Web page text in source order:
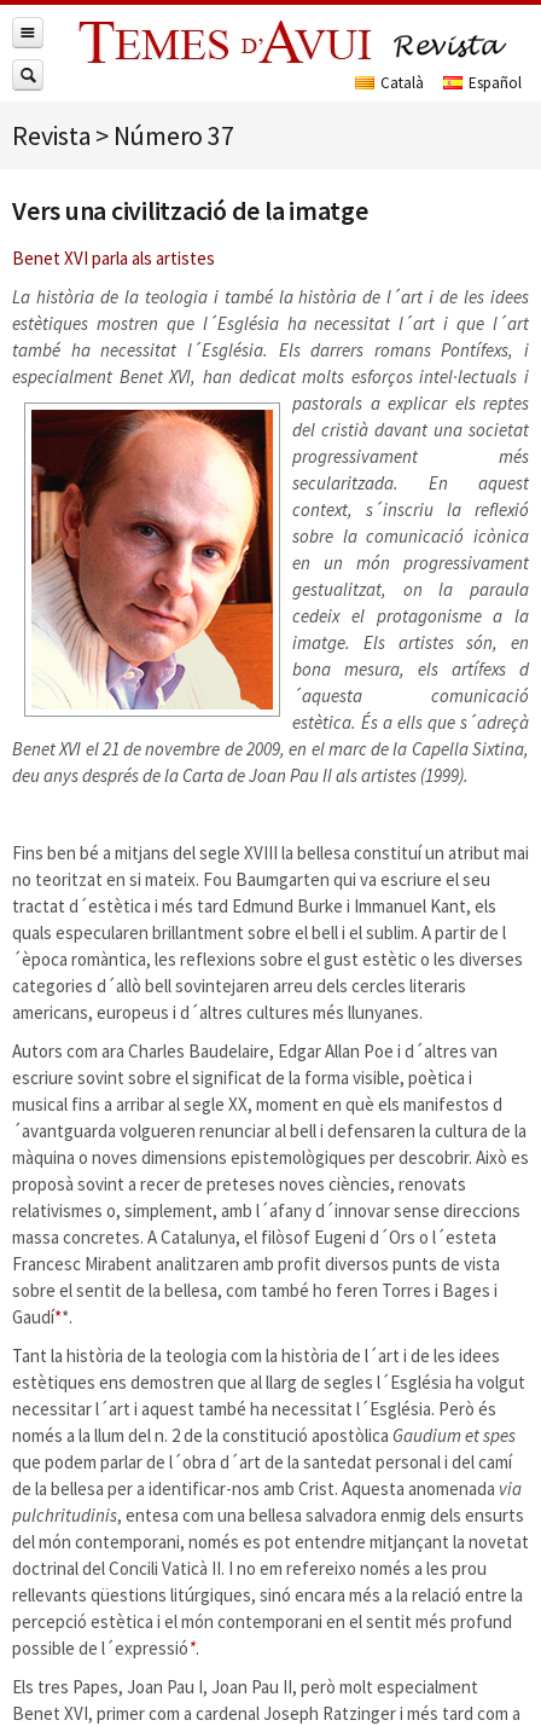
Revista > Número 37
Vers una civilització de la imatge
Benet XVI parla als artistes
La història de la teologia i també la història de l´art i de les idees
estètiques mostren que l´Església ha necessitat l´art i que l´art
també ha necessitat l´Església. Els darrers romans Pontífexs, i
especialment Benet XVI, han dedicat molts esforços intel·lectuals i
pastorals a explicar els reptes
del cristià davant una societat
progressivament més
secularitzada. En aquest
context, s´inscriu la reflexió
sobre la comunicació icònica
en un món progressivament
gestualitzat, on la paraula
cedeix el protagonisme a la
imatge. Els artistes són, en
bona mesura, els artífexs d
´aquesta comunicació
estètica. És a ells que s´adreçà
Benet XVI el 21 de novembre de 2009, en el marc de la Capella Sixtina,
deu anys després de la Carta de Joan Pau II als artistes (1999).
Fins ben bé a mitjans del segle XVIII la bellesa constituí un atribut mai
no teoritzat en si mateix. Fou Baumgarten qui va escriure el seu
tractat d´estètica i més tard Edmund Burke i Immanuel Kant, els
quals especularen brillantment sobre el bell i el sublim. A partir de l
´època romàntica, les reflexions sobre el gust estètic o les diverses
categories d´allò bell sovintejaren arreu dels cercles literaris
americans, europeus i d´altres cultures més llunyanes.
Autors com ara Charles Baudelaire, Edgar Allan Poe i d´altres van
escriure sovint sobre el significat de la forma visible, poètica i
musical fins a arribar al segle XX, moment en què els manifestos d
´avantguarda volgueren renunciar al bell i defensaren la cultura de la
màquina o noves dimensions epistemològiques per descobrir. Això es
proposà sovint a recer de preteses noves ciències, renovats
relativismes o, simplement, amb l´afany d´innovar sense direccions
massa concretes. A Catalunya, el filòsof Eugeni d´Ors o l´esteta
Francesc Mirabent analitzaren amb profit diversos punts de vista
sobre el sentit de la bellesa, com també ho feren Torres i Bages i
Gaudí**.
Tant la història de la teologia com la història de l´art i de les idees
estètiques ens demostren que al llarg de segles l´Església ha volgut
necessitar l´art i aquest també ha necessitat l´Església. Però és
només a la llum del n. 2 de la constitució apostòlica Gaudium et spes
que podem parlar de l´obra d´art de la santedat personal i del camí
de la bellesa per a identificar-nos amb Crist. Aquesta anomenada via
pulchritudinis, entesa com una bellesa salvadora enmig dels ensurts
del món contemporani, només es pot entendre mitjançant la novetat
doctrinal del Concili Vaticà II. I no em refereixo només a les prou
rellevants qüestions litúrgiques, sinó encara més a la relació entre la
percepció estètica i el món contemporani en el sentit més profund
possible de l´expressió*.
Els tres Papes, Joan Pau I, Joan Pau II, però molt especialment
Benet XVI, primer com a cardenal Joseph Ratzinger i més tard com a